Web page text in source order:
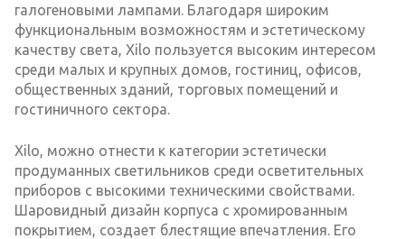
галогеновыми лампами. Благодаря широким
функциональным возможностям и эстетическому
качеству света, Xilo пользуется высоким интересом
среди малых и крупных домов, гостиниц, офисов,
общественных зданий, торговых помещений и
гостиничного сектора.
Xilo, можно отнести к категории эстетически
продуманных светильников среди осветительных
приборов с высокими техническими свойствами.
Шаровидный дизайн корпуса с хромированным
покрытием, создает блестящие впечатления. Его